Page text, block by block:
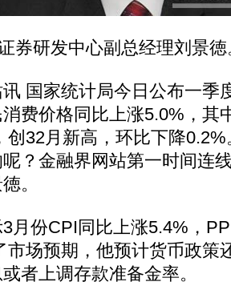
券研发中心副总经理刘景
国家统计局今日公布一季
费价格同比上涨5.0%，其
创32月新高，环比下降
？金融界网站第一时间连
。
份CPI同比上涨5.4%，
市场预期，他预计货币政策
者上调存款准备金率。